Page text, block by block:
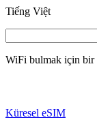
Tiếng Việt
WiFi bulmak için bir
Küresel eSIM